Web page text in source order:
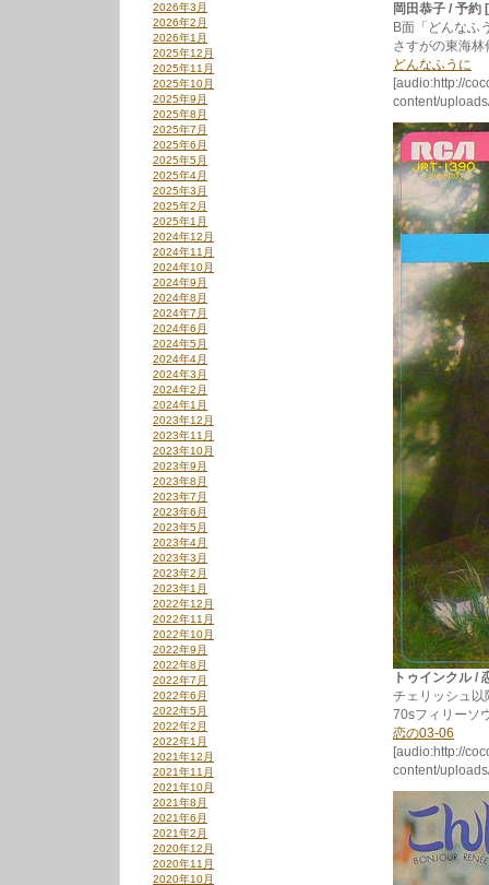
岡田恭子 / 予
B面「どんなふ
さすがの東海
どんなふうに
[audio:http://
content/
トゥインクル
チェリッシュ以
70sフィリーソ
恋の03-06
[audio:http://
content/
2026年3月
2026年2月
2026年1月
2025年12月
2025年11月
2025年10月
2025年9月
2025年8月
2025年7月
2025年6月
2025年5月
2025年4月
2025年3月
2025年2月
2025年1月
2024年12月
2024年11月
2024年10月
2024年9月
2024年8月
2024年7月
2024年6月
2024年5月
2024年4月
2024年3月
2024年2月
2024年1月
2023年12月
2023年11月
2023年10月
2023年9月
2023年8月
2023年7月
2023年6月
2023年5月
2023年4月
2023年3月
2023年2月
2023年1月
2022年12月
2022年11月
2022年10月
2022年9月
2022年8月
2022年7月
2022年6月
2022年5月
2022年2月
2022年1月
2021年12月
2021年11月
2021年10月
2021年8月
2021年6月
2021年2月
2020年12月
2020年11月
2020年10月